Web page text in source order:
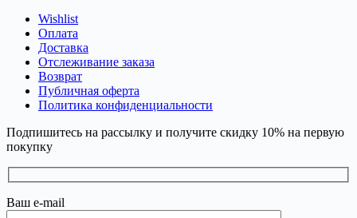
Wishlist
Оплата
Доставка
Отслеживание заказа
Возврат
Публичная оферта
Политика конфиденциальности
Подпишитесь на рассылку и получите скидку 10% на первую
покупку
Ваш e-mail